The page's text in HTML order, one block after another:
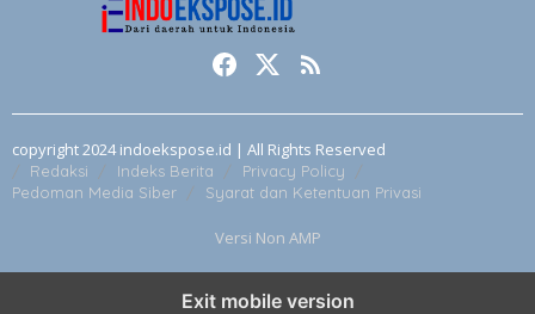
copyright 2024 indoekspose.id | All Rights Reserved
Redaksi Indeks Berita
Privacy Policy
Pedoman Media Siber
Syarat dan Ketentuan Privasi
Versi Non AMP
Exit mobile version